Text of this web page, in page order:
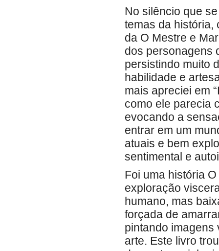
No silêncio que
temas da história,
da O Mestre e
dos personagens
persistindo muito
habilidade e
mais apreciei em
como ele parecia
evocando a
entrar em um
atuais e bem
sentimental e
Foi uma história
exploração
humano, mas
forçada de
pintando
arte. Este livro